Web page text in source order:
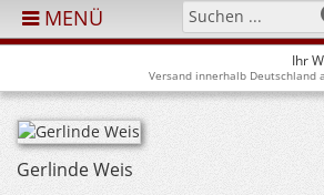
MENÜ
Ihr
Versand innerhalb Deutschland
Gerlinde Weis